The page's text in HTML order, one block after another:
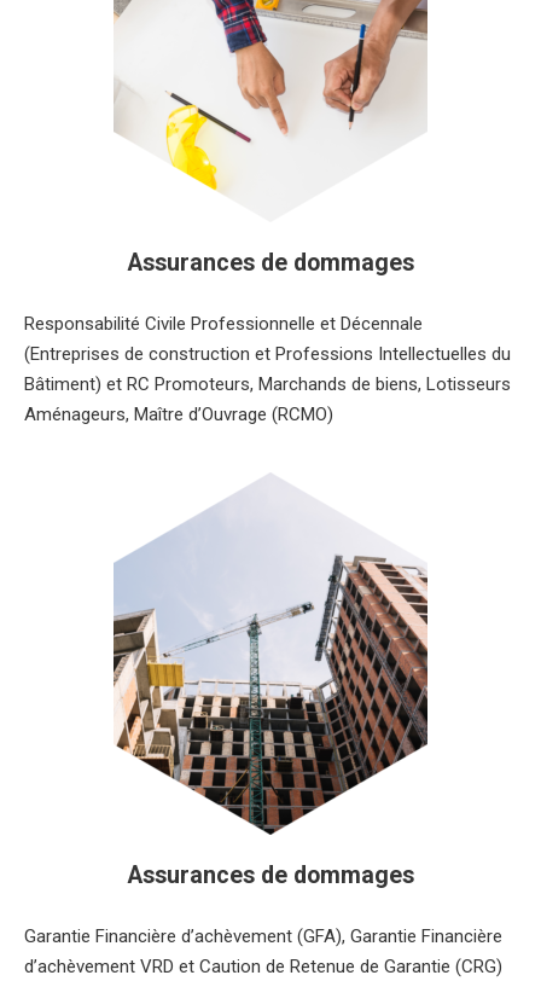
Assurances de dommages
Responsabilité Civile Professionnelle et Décennale
(Entreprises de construction et Professions Intellectuelles du
Bâtiment) et RC Promoteurs, Marchands de biens, Lotisseurs
Aménageurs, Maître d’Ouvrage (RCMO)
Assurances de dommages
Garantie Financière d’achèvement (GFA), Garantie Financière
d’achèvement VRD et Caution de Retenue de Garantie (CRG)